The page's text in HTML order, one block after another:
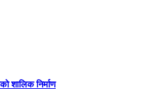
शालिक निर्माण